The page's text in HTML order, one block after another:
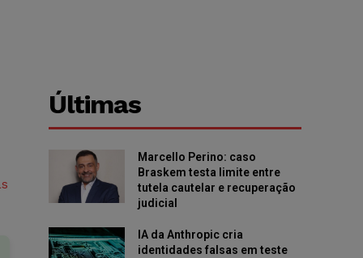
Últimas
Marcello Perino: caso
Braskem testa limite entre
tutela cautelar e recuperação
judicial
IA da Anthropic cria
identidades falsas em teste